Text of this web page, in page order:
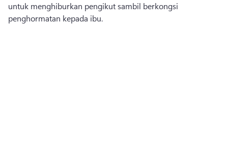
untuk menghiburkan pengikut sambil berkongsi
penghormatan kepada ibu.